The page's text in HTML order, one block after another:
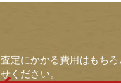
査定にかかる費用はもち
せください。